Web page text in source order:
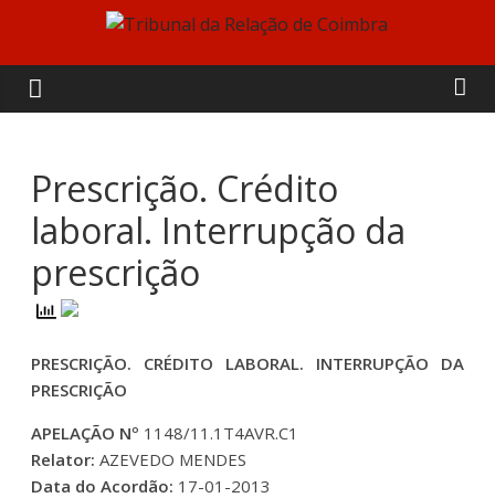
content
Tribunal
da
Relação
de
Coimbra
Prescrição. Crédito
laboral. Interrupção da
prescrição
PRESCRIÇÃO. CRÉDITO LABORAL. INTERRUPÇÃO DA
PRESCRIÇÃO
APELAÇÃO Nº 1148/11.1T4AVR.C1
Relator: AZEVEDO MENDES
Data do Acordão: 17-01-2013